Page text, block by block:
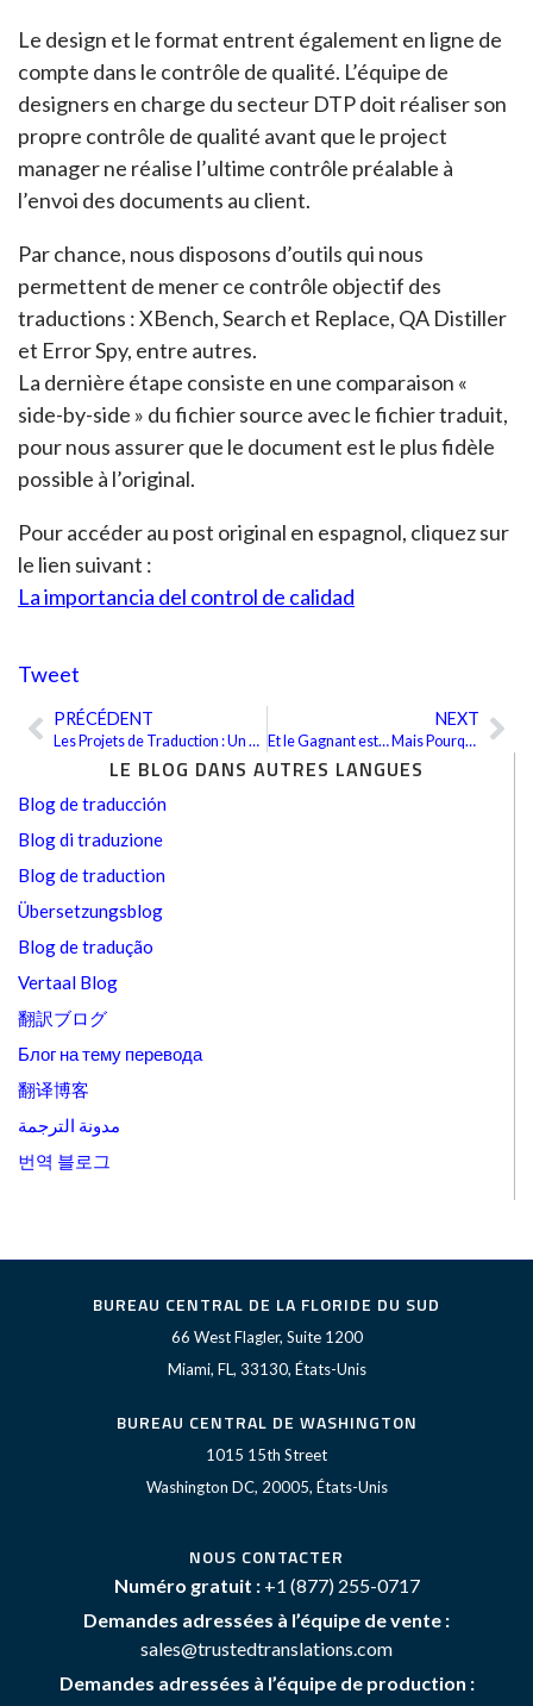
LE BLOG DANS AUTRES LANGUES
Blog de traducción
Blog di traduzione
Blog de traduction
Übersetzungsblog
Blog de tradução
Vertaal Blog
翻訳ブログ
Блог на тему перевода
翻译博客
مدونة الترجمة
번역 블로그
Le design et le format entrent également en ligne de
compte dans le contrôle de qualité. L’équipe de
designers en charge du secteur DTP doit réaliser son
propre contrôle de qualité avant que le project
manager ne réalise l’ultime contrôle préalable à
l’envoi des documents au client.
Par chance, nous disposons d’outils qui nous
permettent de mener ce contrôle objectif des
traductions : XBench, Search et Replace, QA Distiller
et Error Spy, entre autres.
La dernière étape consiste en une comparaison «
side-by-side » du fichier source avec le fichier traduit,
pour nous assurer que le document est le plus fidèle
possible à l’original.
Pour accéder au post original en espagnol, cliquez sur
le lien suivant :
La importancia del control de calidad
Tweet
Précédent
PRÉCÉDENT
Les Projets de Traduction : Un Travail d’Équipe
NEXT
Et le Gagnant est… Mais Pourquoi ?
BUREAU CENTRAL DE LA FLORIDE DU SUD
66 West Flagler, Suite 1200
Miami, FL, 33130, États-Unis
BUREAU CENTRAL DE WASHINGTON
1015 15th Street
Washington DC, 20005, États-Unis
NOUS CONTACTER
Numéro gratuit : +1 (877) 255-0717
Demandes adressées à l’équipe de vente :
sales@trustedtranslations.com
Demandes adressées à l’équipe de production :